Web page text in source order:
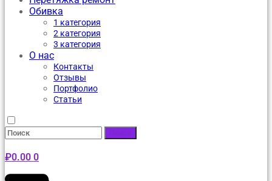
Обивка
1 категория
2 категория
3 категория
О нас
Контакты
Отзывы
Портфолио
Статьи
Поиск
₽0.00 0